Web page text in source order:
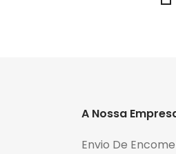
A Nossa
Envio De